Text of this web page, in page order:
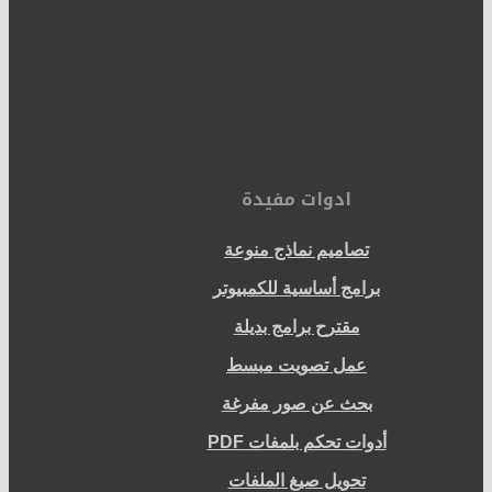
ادوات مفيدة
تصاميم نماذج منوعة
برامج أساسية للكمبيوتر
مقترح برامج بديلة
عمل تصويت مبسط
بحث عن صور مفرغة
أدوات تحكم بلمفات PDF
تحويل صيغ الملفات